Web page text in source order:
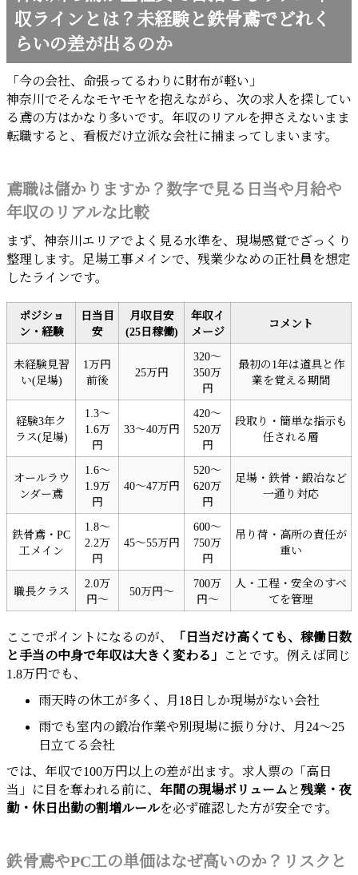
収ラインとは？未経験と鉄骨鳶でどれく
らいの差が出るのか
「今の会社、命張ってるわりに財布が軽い」
神奈川でそんなモヤモヤを抱えながら、次の求人を探してい
る鳶の方はかなり多いです。年収のリアルを押さえないまま
転職すると、看板だけ立派な会社に捕まってしまいます。
鳶職は儲かりますか？数字で見る日当や月給や
年収のリアルな比較
まず、神奈川エリアでよく見る水準を、現場感覚でざっくり
整理します。足場工事メインで、残業少なめの正社員を想定
したラインです。
ポジショ
ン・経験
日当目
安
月収目安
(25日稼働)
年収イ
メージ
コメント
未経験見習
い(足場)
1万円
前後
25万円
320～
350万
円
最初の1年は道具と作
業を覚える期間
経験3年ク
ラス(足場)
1.3～
1.6万
円
33～40万円
420～
520万
円
段取り・簡単な指示も
任される層
オールラウ
ンダー鳶
1.6～
1.9万
円
40～47万円
520～
620万
円
足場・鉄骨・鍛冶など
一通り対応
鉄骨鳶・PC
工メイン
1.8～
2.2万
円
45～55万円
600～
750万
円
吊り荷・高所の責任が
重い
職長クラス
2.0万
円～
50万円～
700万
円～
人・工程・安全のすべ
てを管理
ここでポイントになるのが、
「日当だけ高くても、稼働日数
と手当の中身で年収は大きく変わる」
ことです。例えば同じ
1.8万円でも、
雨天時の休工が多く、月18日しか現場がない会社
雨でも室内の鍛冶作業や別現場に振り分け、月24～25
日立てる会社
では、年収で100万円以上の差が出ます。求人票の「高日
当」に目を奪われる前に、 年間の現場ボリューム と残業・夜
勤・休日出勤の割増ルールを必ず確認した方が安全です。
鉄骨鳶やPC工の単価はなぜ高いのか？リスクと